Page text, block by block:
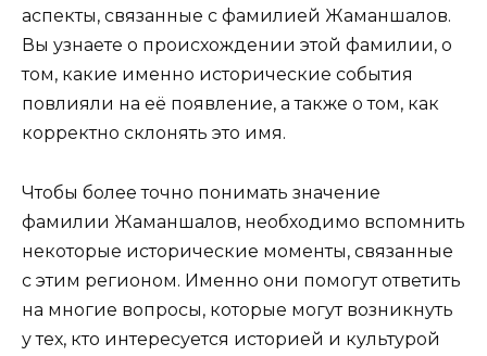
аспекты, связанные с фамилией Жаманшалов.
Вы узнаете о происхождении этой фамилии, о
том, какие именно исторические события
повлияли на её появление, а также о том, как
корректно склонять это имя.
Чтобы более точно понимать значение
фамилии Жаманшалов, необходимо вспомнить
некоторые исторические моменты, связанные
с этим регионом. Именно они помогут ответить
на многие вопросы, которые могут возникнуть
у тех, кто интересуется историей и культурой